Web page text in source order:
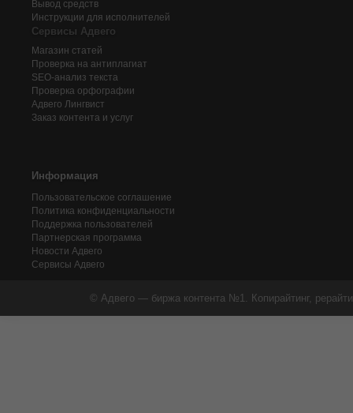
Вывод средств
Инструкции для исполнителей
Сервисы Адвего
Магазин статей
Проверка на антиплагиат
SEO-анализ текста
Проверка орфографии
Адвего Лингвист
Заказ контента и услуг
Информация
Пользовательское соглашение
Политика конфиденциальности
Поддержка пользователей
Партнерская программа
Новости Адвего
Сервисы Адвего
© Адвего — биржа контента №1. Копирайтинг,